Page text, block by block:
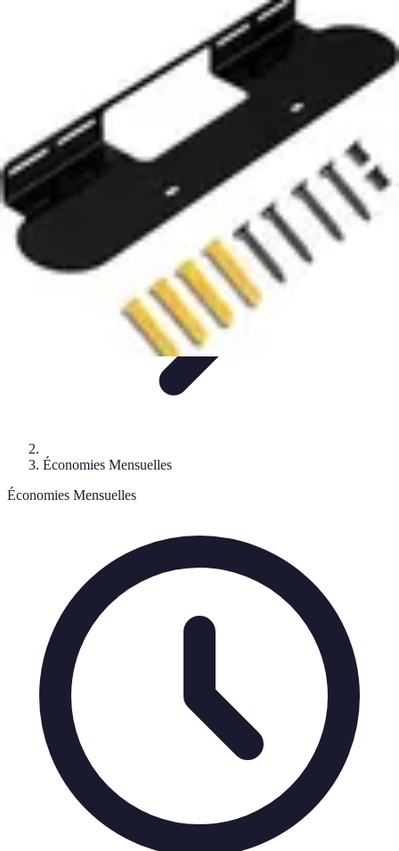
Astuces QuotidiennesAlimentation
Astuces Pour Économiser
Économies Mensuelles
Économies Mensuelles